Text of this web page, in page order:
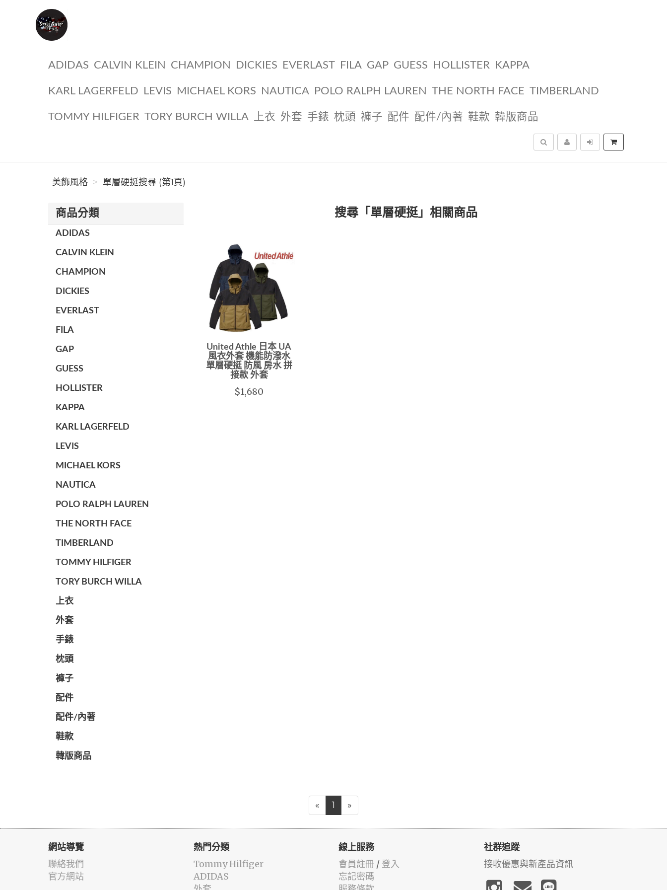
ADIDAS CALVIN KLEIN CHAMPION DICKIES EVERLAST FILA GAP GUESS HOLLISTER KAPPA
KARL LAGERFELD LEVIS MICHAEL KORS NAUTICA POLO RALPH LAUREN THE NORTH FACE TIMBERLAND
TOMMY HILFIGER TORY BURCH WILLA 上衣 外套 手錶 枕頭 褲子 配件 配件/內著 鞋款 韓版商品
搜尋
美飾風格 單層硬挺搜尋 (第1頁)
商品分類
ADIDAS
CALVIN KLEIN
CHAMPION
DICKIES
EVERLAST
FILA
GAP
GUESS
HOLLISTER
KAPPA
KARL LAGERFELD
LEVIS
MICHAEL KORS
NAUTICA
POLO RALPH LAUREN
THE NORTH FACE
TIMBERLAND
TOMMY HILFIGER
TORY BURCH WILLA
上衣
外套
手錶
枕頭
褲子
配件
配件/內著
鞋款
韓版商品
搜尋「單層硬挺」相關商品
United Athle 日本 UA
風衣外套 機能防潑水
單層硬挺 防風 房水 拼
接款 外套
$1,680
« 1 »
網站導覽
聯絡我們
官方網站
熱門分類
Tommy Hilfiger
ADIDAS
線上服務
會員註冊 / 登入
忘記密碼
社群追蹤
接收優惠與新產品資訊